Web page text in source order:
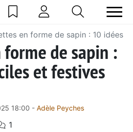
en forme de sapin : 10 idées
forme de sapin :
et festives
18:00 - Adèle Peyches